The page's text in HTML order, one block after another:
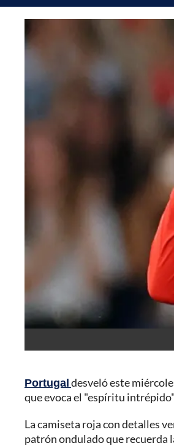
Portugaldesveló este
que evoca el "espíritu
La camiseta roja con detalles
patrón ondulado que recuerda